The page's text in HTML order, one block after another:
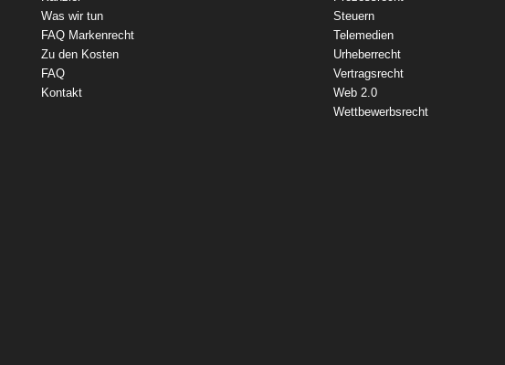
Was wir tun
FAQ Markenrecht
Zu den Kosten
FAQ
Kontakt
Steuern
Telemedien
Urheberrecht
Vertragsrecht
Web 2.0
Wettbewerbsrecht